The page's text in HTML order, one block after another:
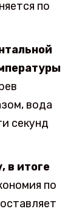
по
вода
секунд
в итоге
по